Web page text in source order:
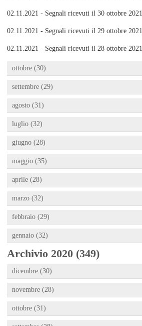
02.11.2021 - Segnali ricevuti il 30 ottobre 2021
02.11.2021 - Segnali ricevuti il 29 ottobre 2021
02.11.2021 - Segnali ricevuti il 28 ottobre 2021
ottobre (30)
settembre (29)
agosto (31)
luglio (32)
giugno (28)
maggio (35)
aprile (28)
marzo (32)
febbraio (29)
gennaio (32)
Archivio 2020 (349)
dicembre (30)
novembre (28)
ottobre (31)